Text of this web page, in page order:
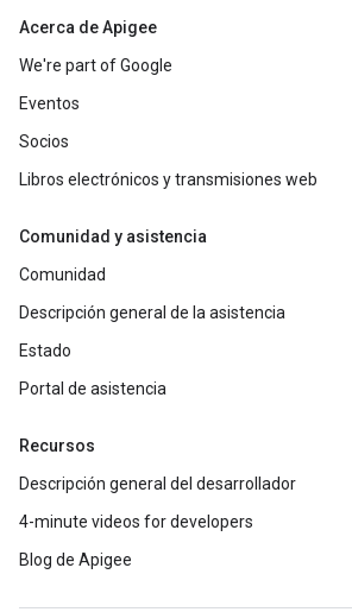
Acerca de Apigee
We're part of Google
Eventos
Socios
Libros electrónicos y transmisiones web
Comunidad y asistencia
Comunidad
Descripción general de la asistencia
Estado
Portal de asistencia
Recursos
Descripción general del desarrollador
4-minute videos for developers
Blog de Apigee